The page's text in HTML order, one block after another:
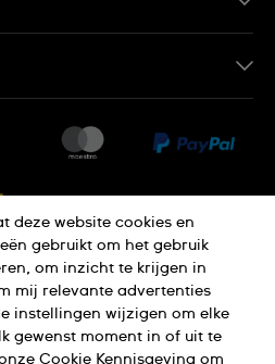
Cookies
deze website cookies en
gebruikt om het gebruik
om inzicht te krijgen in
mij relevante advertenties
instellingen wijzigen om elke
gewenst moment in of uit te
Cookie Kennisgeving om